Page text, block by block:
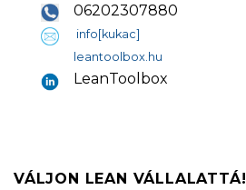
06202307880
info[kukac]
leantoolbox.hu
LeanToolbox
VÁLJON LEAN VÁLLALATTÁ!